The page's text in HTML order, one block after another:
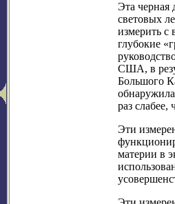
Эта черная
световых
измерить с
глубокие
США, в
Большого
раз слабее,
Эти
материи в